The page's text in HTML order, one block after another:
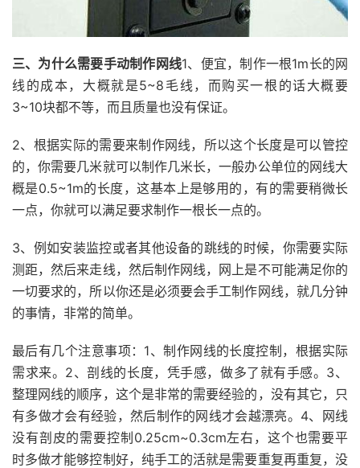
三、为什么需要手动制作网线1、便宜，制作一根1m长的网
线的成本，大概就是5~8毛线，而购买一根的话大概要
3~10块都不等，而且质量也没有保证。
2、根据实际的需要来制作网线，所以这个长度是可以管控
的，你需要几米就可以制作几米长，一般办公单位的网线大
概是0.5~1m的长度，这基本上是够用的，有的需要稍微长
一点，你就可以满足要求制作一根长一点的。
3、例如安装监控或者其他设备的跳线的时候，你需要实际
测距，然后来走线，然后制作网线，网上是不可能满足你的
一切要求的，所以你还是必须要会手工制作网线，就几分钟
的事情，非常的简单。
最后有几个注意事项：1、制作网线的长度控制，根据实际
需求来。2、剖线的长度，凭手感，做多了就有手感。3、
整理网线的顺序，这个是非常的需要经验的，没有其它，只
有多做才会有经验，然后制作的网线才会越漂亮。4、网线
没有剖皮的需要控制0.25cm~0.3cm左右，这个也需要平
时多做才能够控制好，纯手工的活就是需要重复再重复，没